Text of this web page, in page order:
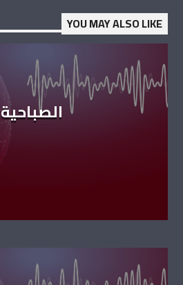
YOU MAY ALSO LIKE
الصباحية